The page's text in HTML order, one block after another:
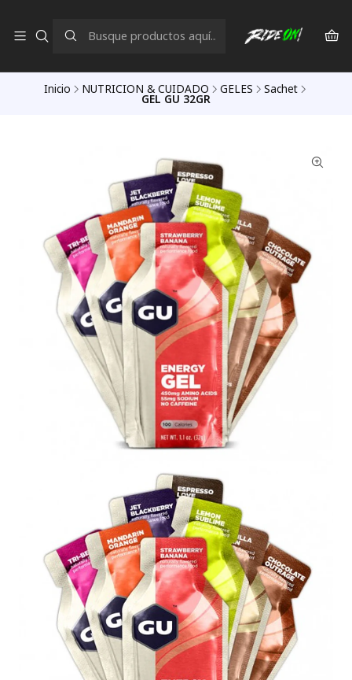
Inicio NUTRICION & CUIDADO GELES Sachet
GEL GU 32GR